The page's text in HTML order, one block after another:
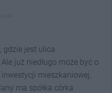
gdzie jest ulica
już niedługo może być o
mieszkaniowej,
ma spółka córka